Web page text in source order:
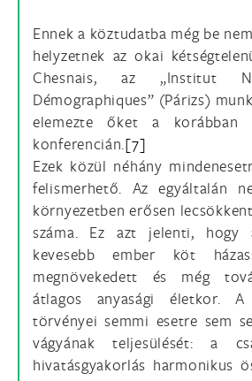
Ennek a köztudatba még be
helyzetnek az okai
Chesnais, az „Institut
Démographiques” (Párizs)
elemezte őket a korábban
konferencián.[7]
Ezek közül néhány
felismerhető. Az egyáltalán
környezetben erősen
száma. Ez azt jelenti, hogy
kevesebb ember köt
megnövekedett és még
átlagos anyasági életkor. A
törvényei semmi esetre sem
vágyának teljesülését: a
hivatásgyakorlás harmonikus